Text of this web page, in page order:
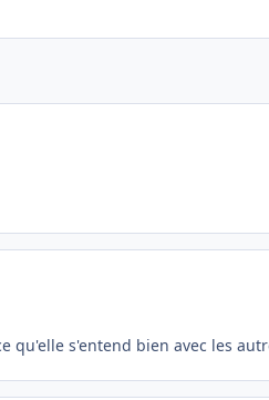
qu'elle s'entend bien avec les